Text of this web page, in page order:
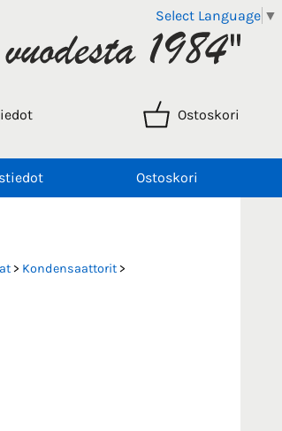
Select Language ▼
Ostoskori
Ostoskori
> Kondensaattorit>